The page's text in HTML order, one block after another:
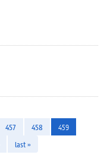
457 458
459
last »